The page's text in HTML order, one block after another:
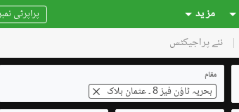
مز ید
نئے پراجیکٹس
مقام
بحریہ ٹاؤن فیز 8 ۔ عثمان بلاک